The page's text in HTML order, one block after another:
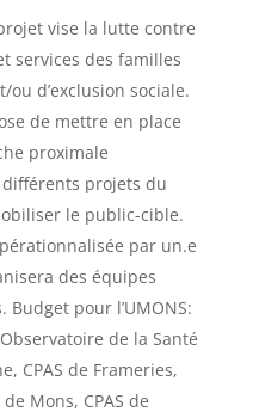
vise la lutte contre
services des familles
d’exclusion sociale.
de mettre en place
proximale
projets du
le public-cible.
par un.e
des équipes
pour l’UMONS:
de la Santé
CPAS de Frameries,
de Mons, CPAS de